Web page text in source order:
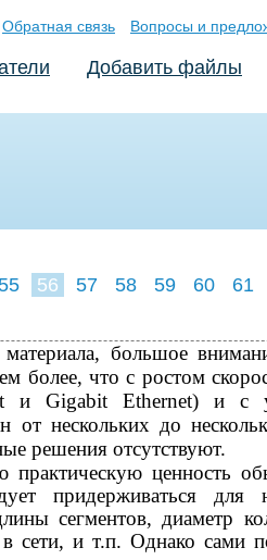
Обратная связь Вопросы и
Добавить файлы
56 57 58 59 60 61
большое
более, что с ростом
и Gigabit Ethernet) и с
от нескольких до
решения отсутствуют.
практическую ценность
придерживаться для
сегментов, диаметр
сети, и т.п. Однако сами